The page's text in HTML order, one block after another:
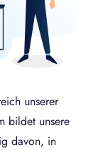
unserer
bildet unsere
davon, in